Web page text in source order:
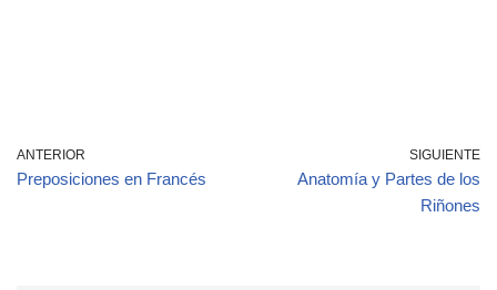
ANTERIOR
Preposiciones en Francés
SIGUIENTE
Anatomía y Partes de los
Riñones